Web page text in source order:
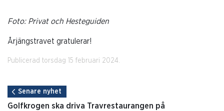
Foto: Privat och Hesteguiden
Årjängstravet gratulerar!
Publicerad torsdag 15 februari 2024.
Senare nyhet
Golfkrogen ska driva Travrestaurangen på